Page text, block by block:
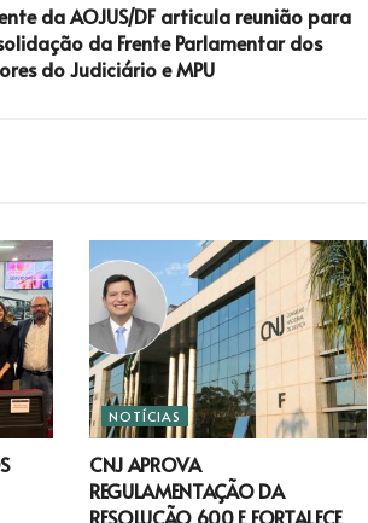
da AOJUS/DF articula reunião para
da Frente Parlamentar dos
do Judiciário e MPU
NOTÍCIAS
CNJ APROVA
REGULAMENTAÇÃO DA
RESOLUÇÃO 600 E FORTALECE